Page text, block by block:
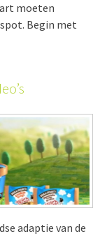
moeten
Begin met
adaptie van de